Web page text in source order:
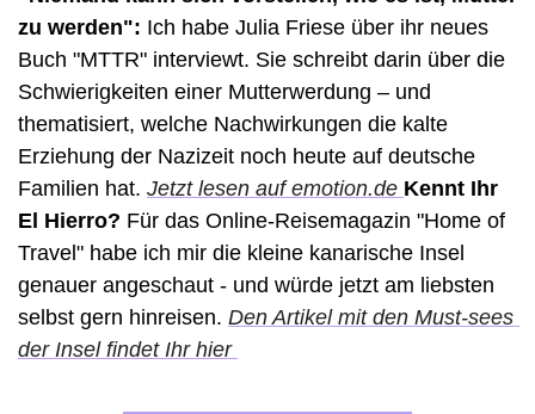
zu werden": Ich habe Julia Friese über ihr neues
Buch "MTTR" interviewt. Sie schreibt darin über die
Schwierigkeiten einer Mutterwerdung – und
thematisiert, welche Nachwirkungen die kalte
Erziehung der Nazizeit noch heute auf deutsche
Familien hat. Jetzt lesen auf emotion.de Kennt Ihr
El Hierro? Für das Online-Reisemagazin "Home of
Travel" habe ich mir die kleine kanarische Insel
genauer angeschaut - und würde jetzt am liebsten
selbst gern hinreisen. Den Artikel mit den Must-sees
der Insel findet Ihr hier